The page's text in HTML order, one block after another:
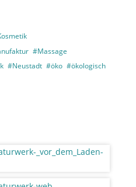
#Massage
#Neustadt #öko #ökologisch